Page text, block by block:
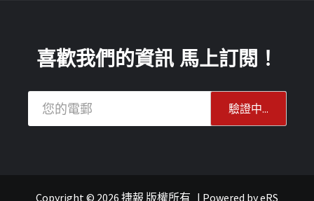
喜歡我們的資訊 馬上訂閱！
Copyright © 2026 捷報 版權所有 | Powered byeRS